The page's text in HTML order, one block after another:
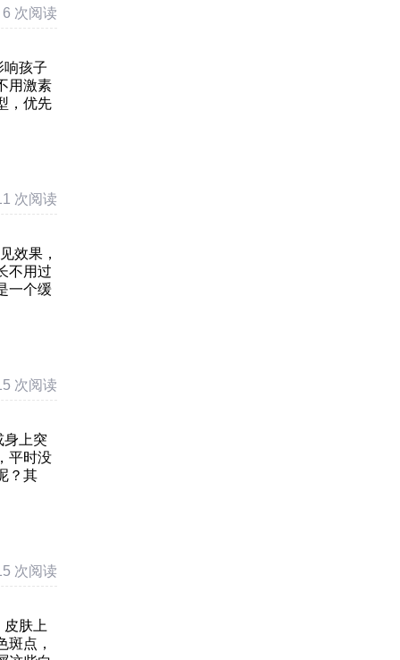
6 次阅读
响孩子
用激素
，优先
次阅读
效果，
不用过
一个缓
次阅读
身上突
平时没
？其
次阅读
肤上
斑点，